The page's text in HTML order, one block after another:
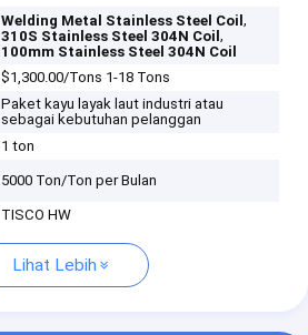
Welding Metal Stainless Steel Coil,
310S Stainless Steel 304N Coil,
100mm Stainless Steel 304N Coil
$1,300.00/Tons 1-18 Tons
Paket kayu layak laut industri atau
sebagai kebutuhan pelanggan
1 ton
5000 Ton/Ton per Bulan
TISCO HW
Lihat Lebih